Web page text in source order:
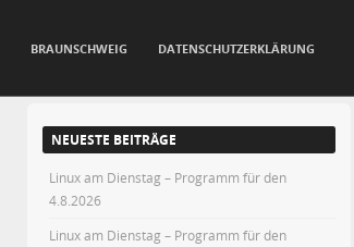
BRAUNSCHWEIG DATENSCHUTZERKLÄRUNG
NEUESTE BEITRÄGE
Linux am Dienstag – Programm für den
4.8.2026
Linux am Dienstag – Programm für den